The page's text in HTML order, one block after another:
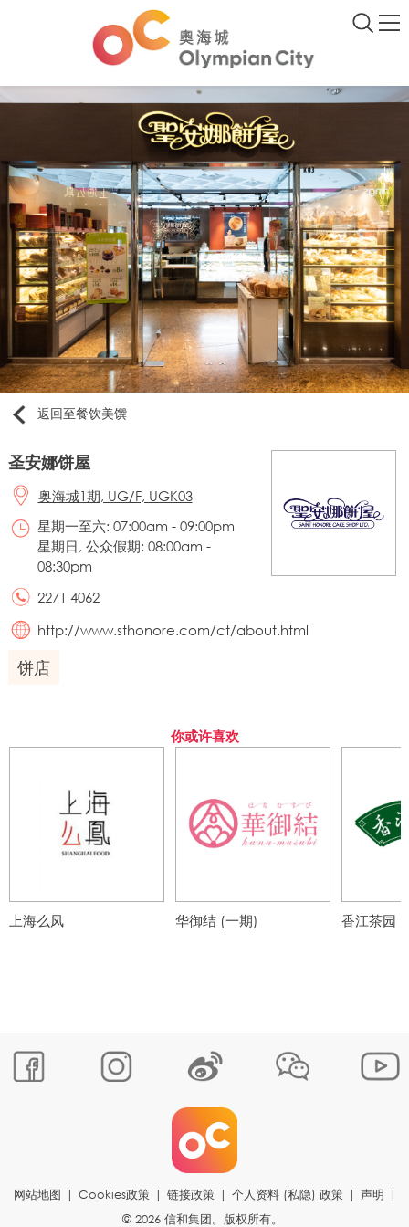
返回至餐饮美馔
圣安娜饼屋
奥海城1期, UG/F, UGK03
星期一至六: 07:00am - 09:00pm
星期日, 公众假期: 08:00am -
08:30pm
2271 4062
http://www.sthonore.com/ct/about.html
饼店
你或许喜欢
上海么凤 华御结 (一期) 香江茶园
网站地图 | Cookies政策 | 链接政策 | 个人资料 (私隐) 政策 | 声明 |
© 2026 信和集团。版权所有。